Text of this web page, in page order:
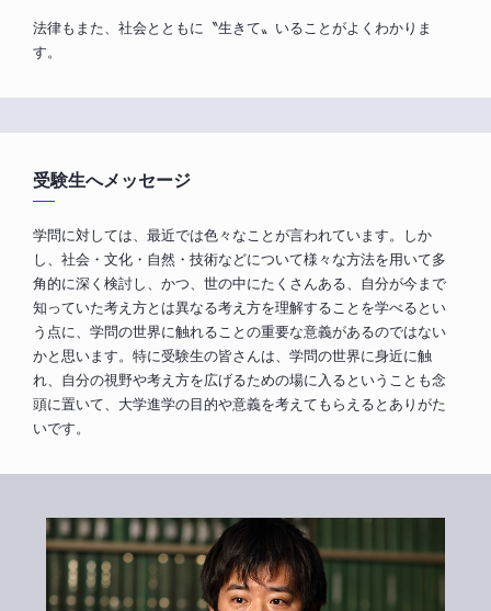
法律もまた、社会とともに〝生きて〟いることがよくわかりま
す。
受験生へメッセージ
学問に対しては、最近では色々なことが言われています。しか
し、社会・文化・自然・技術などについて様々な方法を用いて多
角的に深く検討し、かつ、世の中にたくさんある、自分が今まで
知っていた考え方とは異なる考え方を理解することを学べるとい
う点に、学問の世界に触れることの重要な意義があるのではない
かと思います。特に受験生の皆さんは、学問の世界に身近に触
れ、自分の視野や考え方を広げるための場に入るということも念
頭に置いて、大学進学の目的や意義を考えてもらえるとありがた
いです。